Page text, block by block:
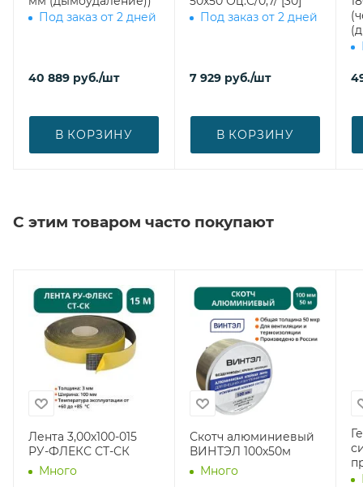
Под заказ от 2 дней
40 889 руб./шт
В КОРЗИНУ
Под заказ от 2 дней
7 929 руб./шт
В КОРЗИНУ
С этим товаром часто покупают
Лента 3,00х100-015
РУ-ФЛЕКС СТ-СК
Много
Скотч алюминиевый
ВИНТЭЛ 100х50м
Много